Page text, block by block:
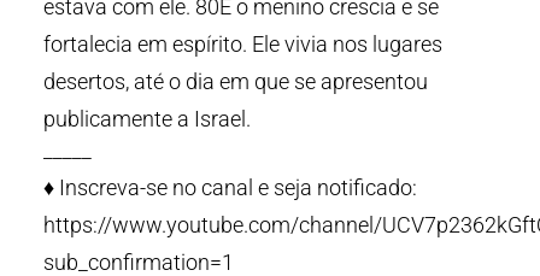
estava com ele. 80E o menino crescia e se
fortalecia em espírito. Ele vivia nos lugares
desertos, até o dia em que se apresentou
publicamente a Israel.
♦️ Inscreva-se no canal e seja notificado:
https://www.youtube.com/channel/
sub_confirmation=1